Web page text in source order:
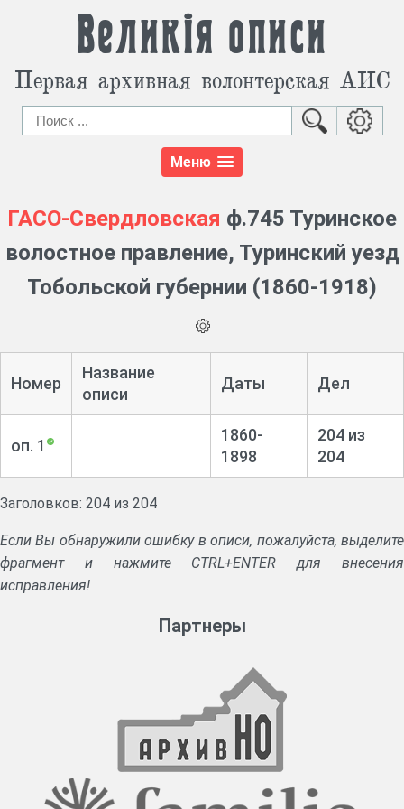
Великія описи
Первая архивная волонтерская АИС
Меню
ГАСО-Свердловская ф.745 Туринское
волостное правление, Туринский уезд
Тобольской губернии (1860-1918)
Номер
Название
описи
Даты Дел
оп. 1
1860-
1898
204 из
204
Заголовков: 204 из 204
Если Вы обнаружили ошибку в описи, пожалуйста, выделите
фрагмент и нажмите CTRL+ENTER для внесения
исправления!
Партнеры